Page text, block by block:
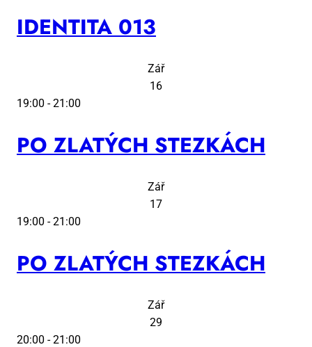
IDEN­TI­TA 013
Zář
16
19:00 -21:00
PO ZLA­TÝCH STEZ­KÁCH
Zář
17
19:00 -21:00
PO ZLA­TÝCH STEZ­KÁCH
Zář
29
20:00 -21:00